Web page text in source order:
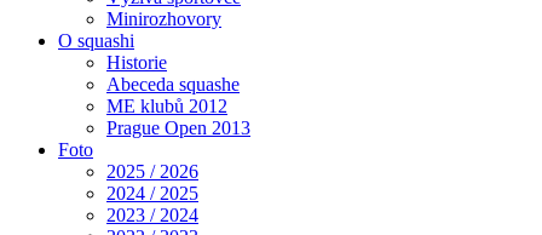
Minirozhovory
O squashi
Historie
Abeceda squashe
ME klubů 2012
Prague Open 2013
Foto
2025 / 2026
2024 / 2025
2023 / 2024